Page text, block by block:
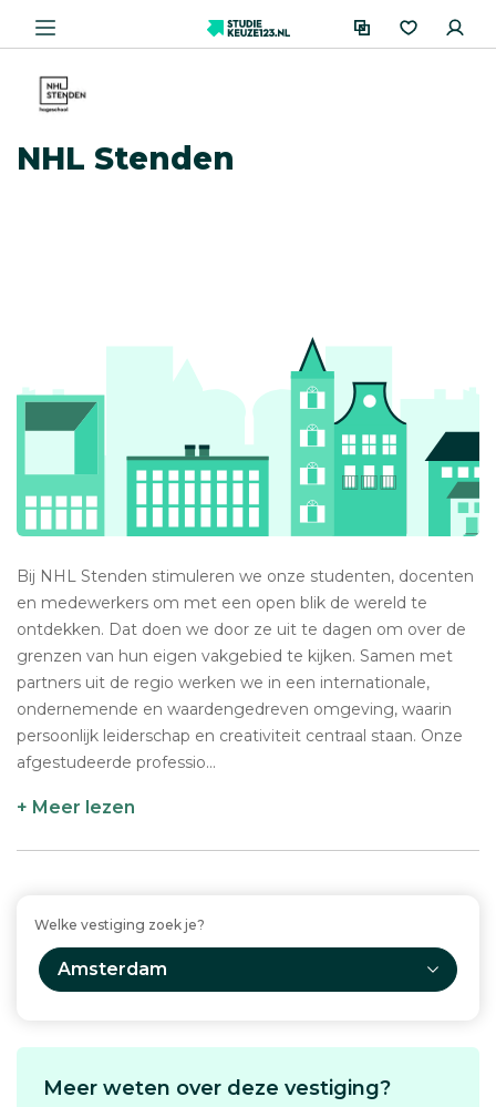
NHL Stenden
Bij NHL Stenden stimuleren we onze studenten, docenten
en medewerkers om met een open blik de wereld te
ontdekken. Dat doen we door ze uit te dagen om over de
grenzen van hun eigen vakgebied te kijken. Samen met
partners uit de regio werken we in een internationale,
ondernemende en waardengedreven omgeving, waarin
persoonlijk leiderschap en creativiteit centraal staan. Onze
afgestudeerde professio...
+ Meer lezen
Welke vestiging zoek je?
Amsterdam
Meer weten over deze vestiging?